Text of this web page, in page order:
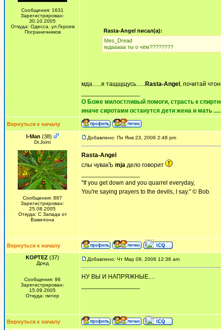
Сообщения: 1631
Зарегистрирован:
30.10.2005
Откуда: Одесса, ул.Героев
Пограничников
Rasta-Angel писал(а):
Mes_Dread
мдааааа ты о чём????????
мда......я тащщщусь......Rasta-Angel , почитай
О Боже милостливый помоги, страсть к
иначе сиротами останутся дети жена и мать
Вернуться к началу
I-Man (38)
Dr.Joint
Сообщения: 887
Зарегистрирован:
25.08.2005
Откуда: С Запада от
Вавилона
Добавлено: Пн Янв 23, 2006 2:48 pm
Rasta-Angel
слы чувакЪ mja дело говорит
"If you get down and you quarrel everyday,
You're saying prayers to the devils, I say." © Bob.
Вернуться к началу
KOPTEZ (37)
Дред
Сообщения: 96
Зарегистрирован:
15.09.2005
Откуда: питер
Добавлено: Чт Мар 09, 2006 12:36 am
НУ ВЫ И НАПРЯЖНЫЕ....
Вернуться к началу